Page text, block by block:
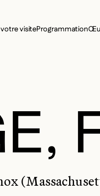
visiteProgrammation